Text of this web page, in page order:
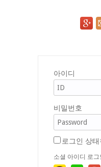
아이디
비밀번호
로그인 상태
소셜 아이디 로그